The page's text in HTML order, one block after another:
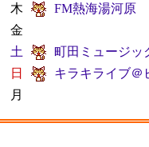
木
FM熱海湯河原
金
土
町田ミュージッ
日
キラキライブ＠
月